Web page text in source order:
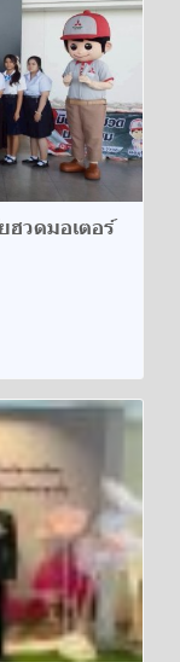
วดมอเตอร์